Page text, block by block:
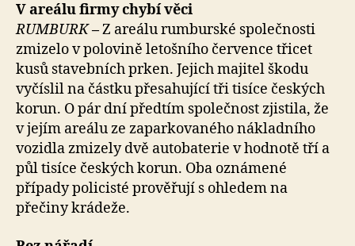
V areálu firmy chybí věci
RUMBURK–Z areálu rumburské společnosti
zmizelo v polovině letošního července třicet
kusů stavebních prken. Jejich majitel škodu
vyčíslil na částku přesahující tři tisíce českých
korun. O pár dní předtím společnost zjistila, že
v jejím areálu ze zaparkovaného nákladního
vozidla zmizely dvě autobaterie v hodnotě tří a
půl tisíce českých korun. Oba oznámené
případy policisté prověřují s ohledem na
přečiny krádeže.